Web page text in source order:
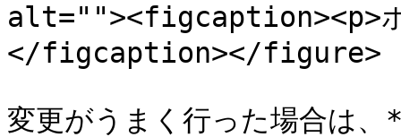
alt=""><figcaption><p>ボ
</figcaption></figure>
変更がうまく行った場合